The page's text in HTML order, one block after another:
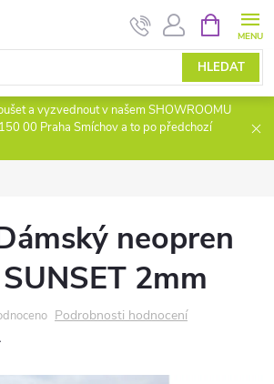
HLEDAT
NÁKUPNÍ
KOŠÍK
a vyzvednout v našem SHOWROOMU
00 Praha Smíchov a to po předchozí
neopren
2mm
Podrobnosti hodnocení